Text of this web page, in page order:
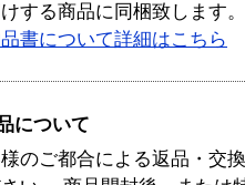
する商品に同梱致します。
書について詳細はこちら
について
のご都合による返品・交